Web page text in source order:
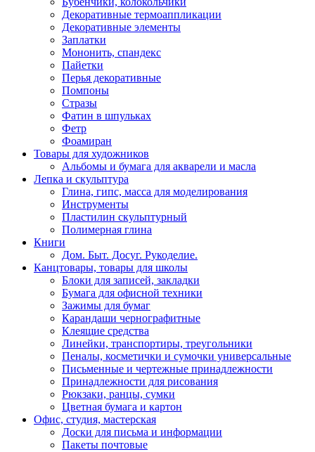
Декоративные термоаппликации
Декоративные элементы
Заплатки
Мононить, спандекс
Пайетки
Перья декоративные
Помпоны
Стразы
Фатин в шпульках
Фетр
Фоамиран
Товары для художников
Альбомы и бумага для акварели и масла
Лепка и скульптура
Глина, гипс, масса для моделирования
Инструменты
Пластилин скульптурный
Полимерная глина
Книги
Дом. Быт. Досуг. Рукоделие.
Канцтовары, товары для школы
Блоки для записей, закладки
Бумага для офисной техники
Зажимы для бумаг
Карандаши чернографитные
Клеящие средства
Линейки, транспортиры, треугольники
Пеналы, косметички и сумочки универсальные
Письменные и чертежные принадлежности
Принадлежности для рисования
Рюкзаки, ранцы, сумки
Цветная бумага и картон
Офис, студия, мастерская
Доски для письма и информации
Пакеты почтовые